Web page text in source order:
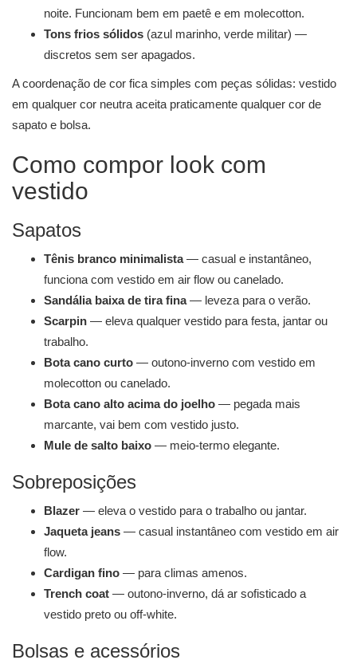
noite. Funcionam bem em paetê e em molecotton.
Tons frios sólidos (azul marinho, verde militar) —
discretos sem ser apagados.
A coordenação de cor fica simples com peças sólidas: vestido
em qualquer cor neutra aceita praticamente qualquer cor de
sapato e bolsa.
Como compor look com
vestido
Sapatos
Tênis branco minimalista— casual e instantâneo,
funciona com vestido em air flow ou canelado.
Sandália baixa de tira fina— leveza para o verão.
Scarpin — eleva qualquer vestido para festa, jantar ou
trabalho.
Bota cano curto — outono-inverno com vestido em
molecotton ou canelado.
Bota cano alto acima do joelho — pegada mais
marcante, vai bem com vestido justo.
Mule de salto baixo — meio-termo elegante.
Sobreposições
Blazer — eleva o vestido para o trabalho ou jantar.
Jaqueta jeans — casual instantâneo com vestido em air
flow.
Cardigan fino — para climas amenos.
Trench coat — outono-inverno, dá ar sofisticado a
vestido preto ou off-white.
Bolsas e acessórios